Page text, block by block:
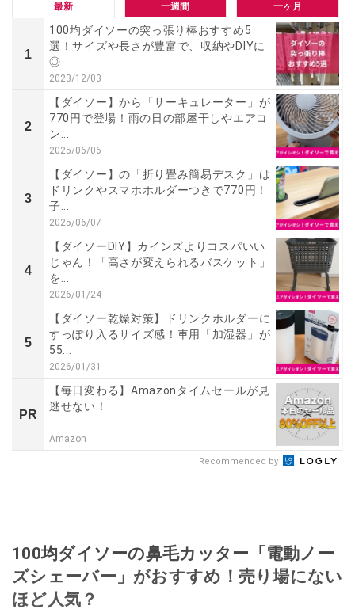
最新 一週間 一ヶ月
1
100均ダイソーの突っ張り棒おすすめ5
選！サイズや長さが豊富で、収納やDIYに
◎
2023/12/03
2
【ダイソー】から「サーキュレーター」が
770円で登場！雨の日の部屋干しやエアコ
ン...
2025/06/06
3
【ダイソー】の「折り畳み簡易デスク」は
ドリンクやスマホホルダーつきで770円！
子...
2025/06/07
4
【ダイソーDIY】カインズよりコスパいい
じゃん！「高さが変えられるバスケット」
を...
2026/01/24
5
【ダイソー乾燥対策】ドリンクホルダーに
すっぽり入るサイズ感！車用「加湿器」が
55...
2026/01/31
PR
【毎日変わる】Amazonタイムセールが見
逃せない！
Amazon
Recommended by
100均ダイソーの鼻毛カッター「電動ノー
ズシェーバー」がおすすめ！売り場にない
ほど人気？